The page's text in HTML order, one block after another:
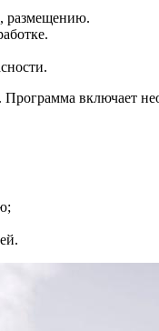
размещению.
включает